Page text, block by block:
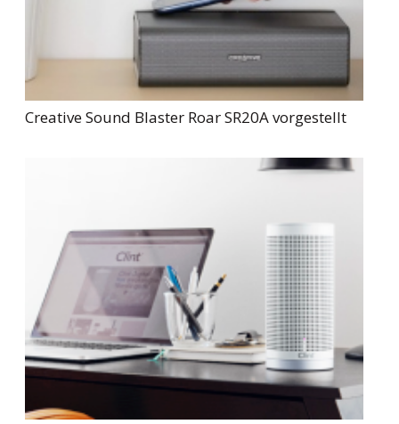
Creative Sound Blaster Roar SR20A vorgestellt